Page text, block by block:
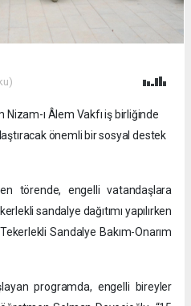
ı Âlem Vakfı iş birliğinde
önemli bir sosyal destek
törende, engelli vatandaşlara
sandalye dağıtımı yapılırken
Sandalye Bakım-Onarım
programda, engelli bireyler